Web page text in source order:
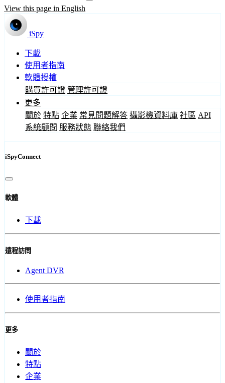
View this page in English
iSpy
下載
使用者指南
軟體授權
購買許可證 管理許可證
更多
關於 特點 企業 常見問題解答 攝影機資料庫 社區 API
系統顧問 服務狀態 聯絡我們
iSpyConnect
軟體
下載
遠程訪問
Agent DVR
使用者指南
更多
關於
特點
企業